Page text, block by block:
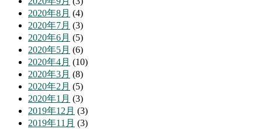
2020年8月 (4)
2020年7月 (3)
2020年6月 (5)
2020年5月 (6)
2020年4月 (10)
2020年3月 (8)
2020年2月 (5)
2020年1月 (3)
2019年12月 (3)
2019年11月 (3)